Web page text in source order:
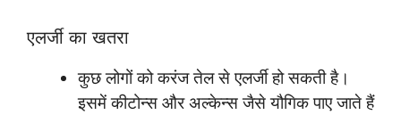
एलर्जी का खतरा
कुछ लोगों को करंज तेल से एलर्जी हो सकती है।
इसमें कीटोन्स और अल्केन्स जैसे यौगिक पाए जाते हैं